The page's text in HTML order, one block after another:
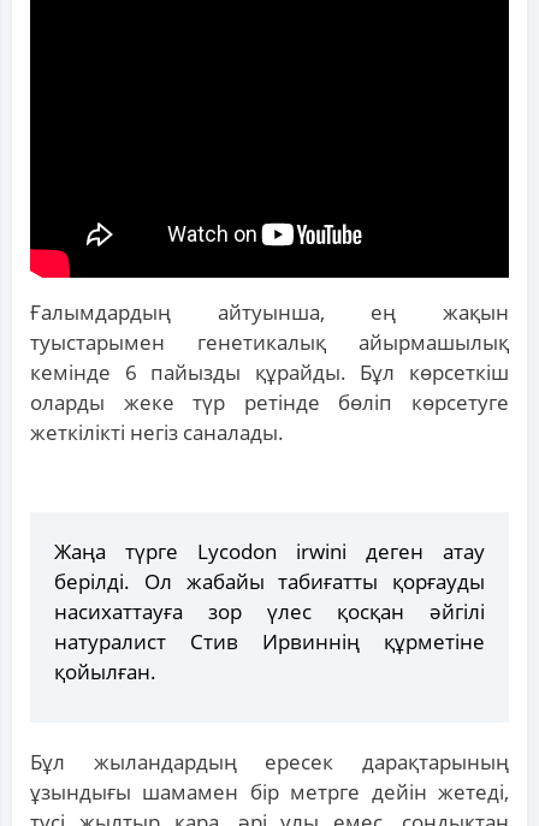
Ғалымдардың айтуынша, ең жақын
туыстарымен генетикалық айырмашылық
кемінде 6 пайызды құрайды. Бұл көрсеткіш
оларды жеке түр ретінде бөліп көрсетуге
жеткілікті негіз саналады.
Жаңа түрге Lycodon irwini деген атау
берілді. Ол жабайы табиғатты қорғауды
насихаттауға зор үлес қосқан әйгілі
натуралист Стив Ирвиннің құрметіне
қойылған.
Бұл жыландардың ересек дарақтарының
ұзындығы шамамен бір метрге дейін жетеді,